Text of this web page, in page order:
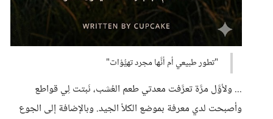
"تطور طبيعي أم أنَّها مجرد تهيُّؤات"
... ولأوَّل مرَّة تعرَّفت معدتي طعم العُشب، نَبتت لِي قواطع
وأصبحت لدي معرفة بموضع الكلأ الجيد. وبالإضافة إلى الجوع